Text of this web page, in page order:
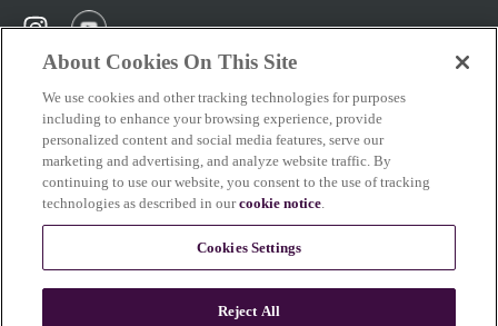
브레빌 소개
이 사이트의 일부 콘텐츠는 AI의 도움을 받아 작성 또는 수정되었습니다. 당사의
About Cookies On This Site
We use cookies and other tracking technologies for purposes
including to enhance your browsing experience, provide
personalized content and social media features, serve our
marketing and advertising, and analyze website traffic. By
continuing to use our website, you consent to the use of tracking
technologies as described in ourcookie notice.
Cookies Settings
Reject All